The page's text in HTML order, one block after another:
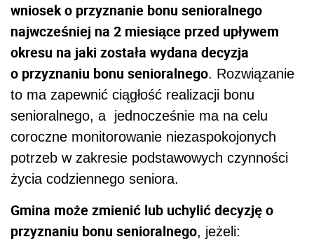
wniosek o przyznanie bonu senioralnego
najwcześniej na 2 miesiące przed upływem
okresu na jaki została wydana decyzja
o przyznaniu bonu senioralnego. Rozwiązanie
to ma zapewnić ciągłość realizacji bonu
senioralnego, a jednocześnie ma na celu
coroczne monitorowanie niezaspokojonych
potrzeb w zakresie podstawowych czynności
życia codziennego seniora.
Gmina może zmienić lub uchylić decyzję o
przyznaniu bonu senioralnego, jeżeli: